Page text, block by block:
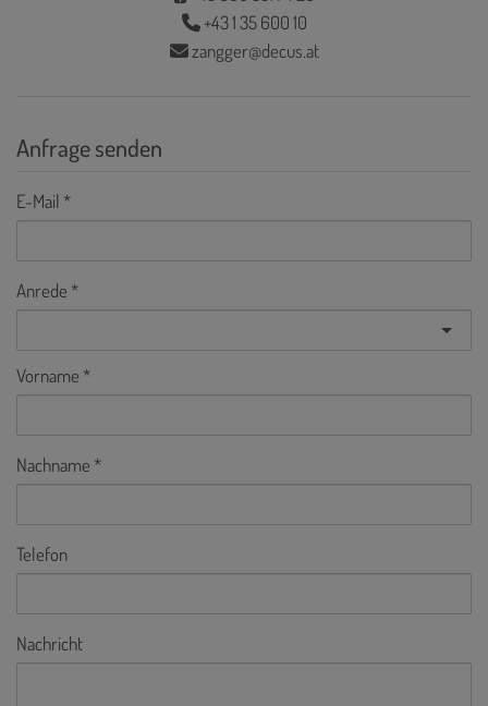
+43 1 35 600 10
zangger@decus.at
Anfrage senden
E-Mail
Anrede
Vorname
Nachname
Telefon
Nachricht